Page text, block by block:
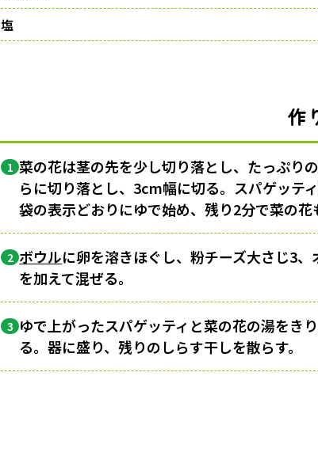
塩
作
1 菜の花は茎の先を少し切り落とし、たっぷり
らに切り落とし、3cm幅に切る。スパゲッテ
袋の表示どおりにゆで始め、残り2分で菜の花
2 ボウルに卵を溶きほぐし、粉チーズ大さじ3
を加えて混ぜる。
3 ゆで上がったスパゲッティと菜の花の湯をき
る。器に盛り、残りのしらす干しを散らす。